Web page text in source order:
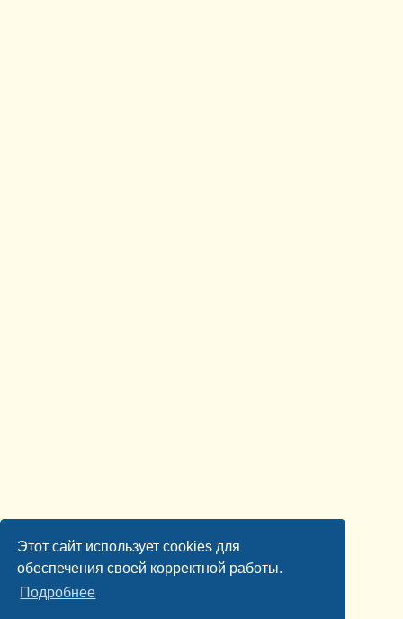
Этот сайт использует cookies для
обеспечения своей корректной работы.
Подробнее